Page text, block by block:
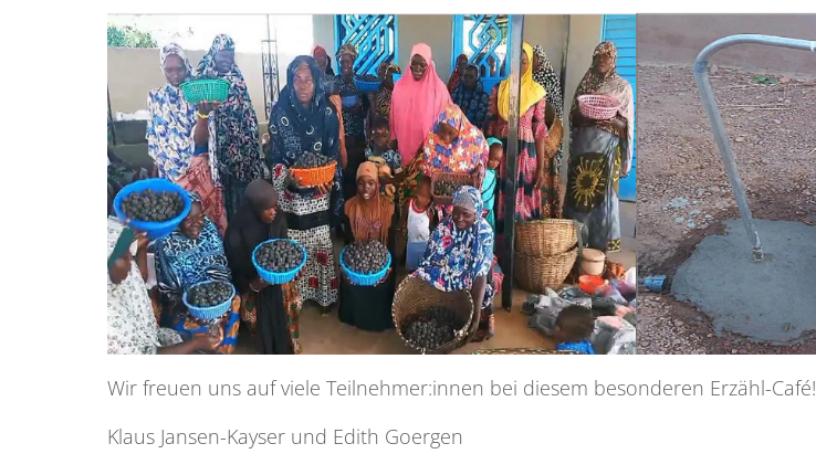
Wir freuen uns auf viele Teilnehmer:innen bei diesem besonderen Erzähl-Café!
Klaus Jansen-Kayser und Edith Goergen